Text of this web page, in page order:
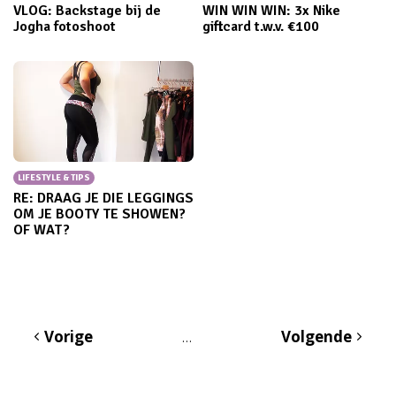
VLOG: Backstage bij de
Jogha fotoshoot
WIN WIN WIN: 3x Nike
giftcard t.w.v. €100
LIFESTYLE & TIPS
RE: DRAAG JE DIE LEGGINGS
OM JE BOOTY TE SHOWEN?
OF WAT?
Vorige … Volgende